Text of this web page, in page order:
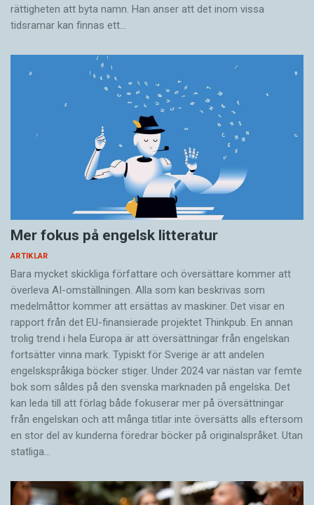
rättigheten att byta namn. Han anser att det inom vissa
tidsramar kan finnas ett…
Mer fokus på engelsk litteratur
ARTIKLAR
Bara mycket skickliga författare och översättare ­kommer att
överleva AI-omställningen. Alla som kan beskrivas som
medelmåttor kommer att ersättas av maskiner. Det visar en
rapport från det EU-finansierade projektet Thinkpub. En annan
trolig trend i hela Europa är att översättningar från engelskan
fortsätter vinna mark. Typiskt för Sverige är att andelen
engelskspråkiga böcker stiger. Under 2024 var nästan var femte
bok som såldes på den svenska marknaden på engelska. Det
kan leda till att förlag både fokuserar mer på översättningar
från engelskan och att många titlar inte översätts alls eftersom
en stor del av kunderna föredrar böcker på originalspråket. Utan
statliga…